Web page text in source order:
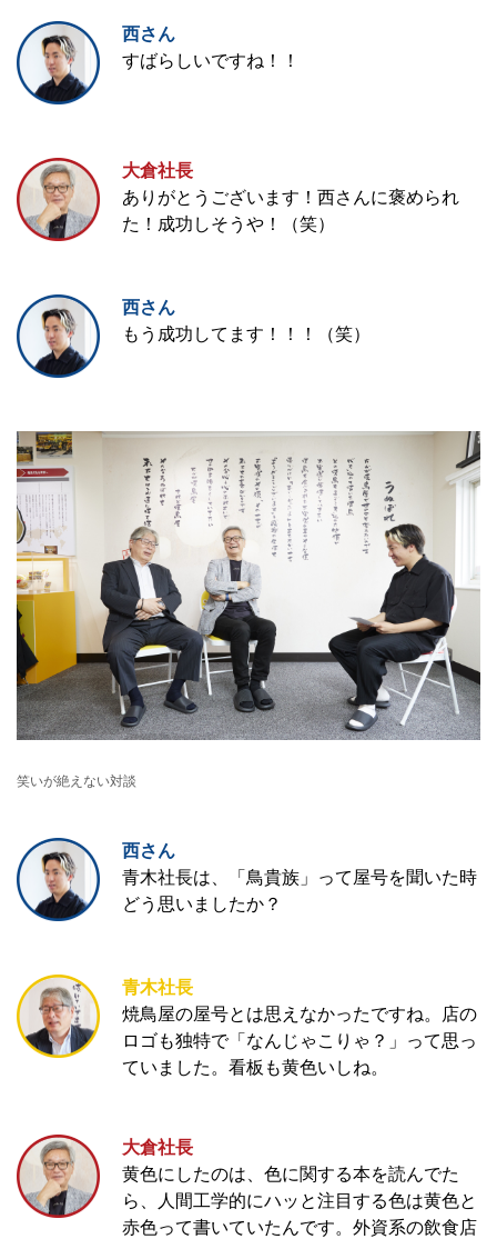
西さん
すばらしいですね！！
大倉社長
ありがとうございます！西さんに褒められ
た！成功しそうや！（笑）
西さん
もう成功してます！！！（笑）
笑いが絶えない対談
西さん
青木社長は、「鳥貴族」って屋号を聞いた時
どう思いましたか？
青木社長
焼鳥屋の屋号とは思えなかったですね。店の
ロゴも独特で「なんじゃこりゃ？」って思っ
ていました。看板も黄色いしね。
大倉社長
黄色にしたのは、色に関する本を読んでた
ら、人間工学的にハッと注目する色は黄色と
赤色って書いていたんです。外資系の飲食店